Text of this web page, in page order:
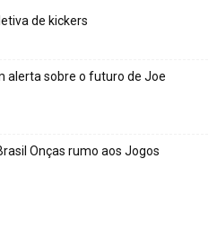
de kickers
alerta sobre o futuro de Joe
Onças rumo aos Jogos